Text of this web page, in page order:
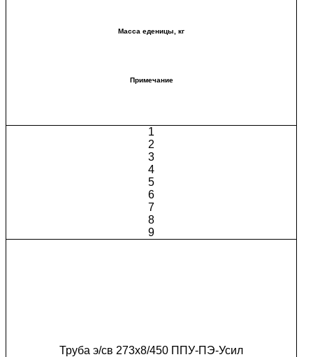
Масса еденицы, кг
Примечание
1
2
3
4
5
6
7
8
9
Труба э/св 273х8/450 ППУ-ПЭ-Усил